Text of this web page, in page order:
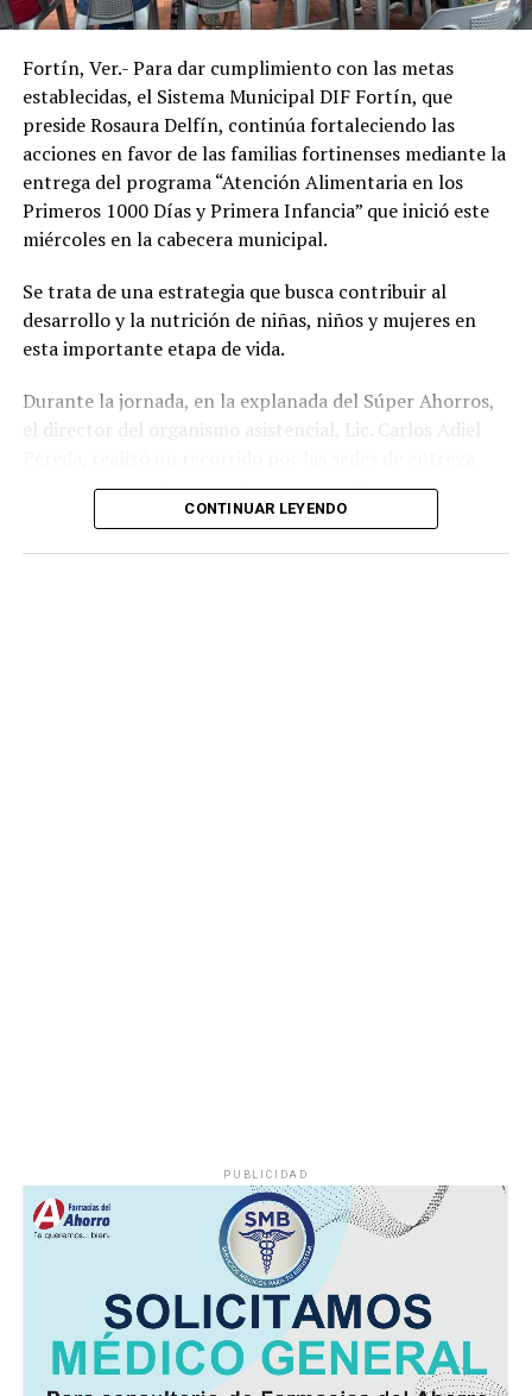
de vida de la población.
Fortín, Ver.- Para dar cumplimiento con las metas
establecidas, el Sistema Municipal DIF Fortín, que
preside Rosaura Delfín, continúa fortaleciendo las
acciones en favor de las familias fortinenses mediante la
entrega del programa “Atención Alimentaria en los
Primeros 1000 Días y Primera Infancia” que inició este
miércoles en la cabecera municipal.
Se trata de una estrategia que busca contribuir al
desarrollo y la nutrición de niñas, niños y mujeres en
esta importante etapa de vida.
Durante la jornada, en la explanada del Súper Ahorros,
el director del organismo asistencial, Lic. Carlos Adiel
para supervisar las actividades desarrolladas por el área
de Plan Alimentario, reconociendo el compromiso y la
CONTINUAR LEYENDO
PUBLICIDAD